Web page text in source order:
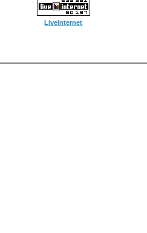
LiveInternet